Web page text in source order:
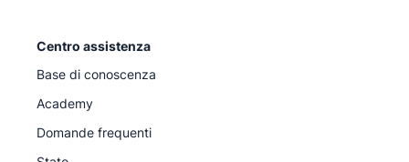
Centro assistenza
Base di conoscenza
Academy
Domande frequenti